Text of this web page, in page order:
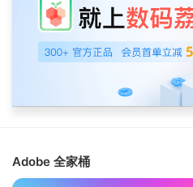
Adobe 全家桶